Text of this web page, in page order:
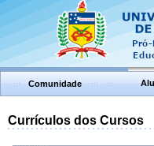
Comunidade
Currículos dos Cursos